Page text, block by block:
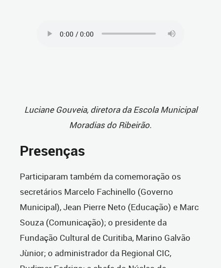
Luciane Gouveia, diretora da Escola Municipal
Moradias do Ribeirão.
Presenças
Participaram também da comemoração os
secretários Marcelo Fachinello (Governo
Municipal), Jean Pierre Neto (Educação) e Marc
Souza (Comunicação); o presidente da
Fundação Cultural de Curitiba, Marino Galvão
Jùnior; o administrador da Regional CIC,